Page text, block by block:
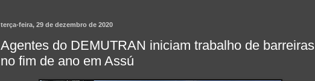
terça-feira, 29 de dezembro de 2020
Agentes do DEMUTRAN iniciam trabalho de barreiras
no fim de ano em Assú